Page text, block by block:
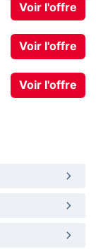
Voir l'offre
Voir l'offre
Voir l'offre